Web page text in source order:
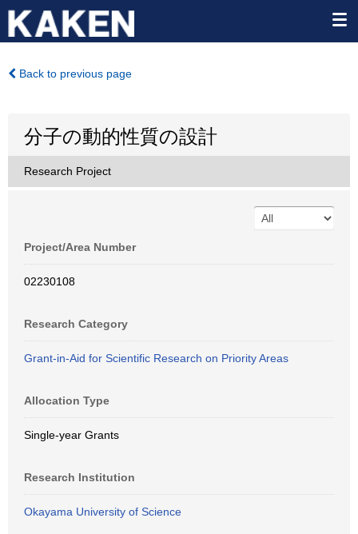
Back to previous page
分子の動的性質の設計
Research Project
Project/Area Number
02230108
Research Category
Grant-in-Aid for Scientific Research on Priority Areas
Allocation Type
Single-year Grants
Research Institution
Okayama University of Science